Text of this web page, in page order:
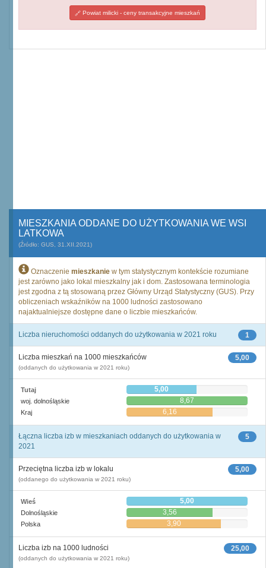
Powiat milicki - ceny transakcyjne mieszkań
MIESZKANIA ODDANE DO UŻYTKOWANIA WE WSI
LATKOWA
(Źródło: GUS, 31.XII.2021)
Oznaczenie mieszkanie w tym statystycznym kontekście rozumiane
jest zarówno jako lokal mieszkalny jak i dom. Zastosowana terminologia
jest zgodna z tą stosowaną przez Główny Urząd Statystyczny (GUS). Przy
obliczeniach wskaźników na 1000 ludności zastosowano
najaktualniejsze dostępne dane o liczbie mieszkańców.
1
Liczba nieruchomości oddanych do użytkowania w 2021 roku
5,00
Liczba mieszkań na 1000 mieszkańców
(oddanych do użytkowania w 2021 roku)
Tutaj 5,00
woj. dolnośląskie 8,67
Kraj 6,16
5
Łączna liczba izb w mieszkaniach oddanych do użytkowania w
2021
5,00
Przeciętna liczba izb w lokalu
(oddanego do użytkowania w 2021 roku)
Wieś 5,00
Dolnośląskie 3,56
Polska 3,90
25,00
Liczba izb na 1000 ludności
(oddanych do użytkowania w 2021 roku)